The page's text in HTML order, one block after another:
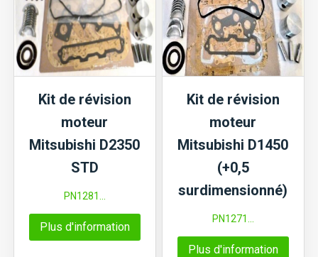
Kit de révision
moteur
Mitsubishi D2350
STD
PN1281...
Plus d'information
Kit de révision
moteur
Mitsubishi D1450
(+0,5
surdimensionné)
PN1271...
Plus d'information